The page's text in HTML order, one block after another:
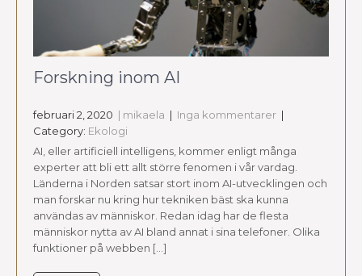
Forskning inom AI
februari 2, 2020 | mikaela | Inga kommentarer |
Category: Ekologi
AI, eller artificiell intelligens, kommer enligt många
experter att bli ett allt större fenomen i vår vardag.
Länderna i Norden satsar stort inom AI-utvecklingen och
man forskar nu kring hur tekniken bäst ska kunna
användas av människor. Redan idag har de flesta
människor nytta av AI bland annat i sina telefoner. Olika
funktioner på webben […]